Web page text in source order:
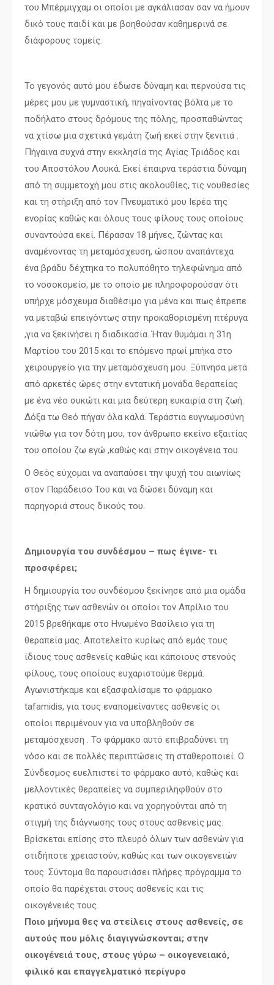
του Μπέρμιγχαμ οι οποίοι με αγκάλιασαν σαν να ήμουν
δικό τους παιδί και με βοηθούσαν καθημερινά σε
διάφορους τομείς.
Το γεγονός αυτό μου έδωσε δύναμη και περνούσα τις
μέρες μου με γυμναστική, πηγαίνοντας βόλτα με το
ποδήλατο στους δρόμους της πόλης, προσπαθώντας
να χτίσω μια σχετικά γεμάτη ζωή εκεί στην ξενιτιά .
Πήγαινα συχνά στην εκκλησία της Αγίας Τριάδος και
του Αποστόλου Λουκά. Εκεί έπαιρνα τεράστια δύναμη
από τη συμμετοχή μου στις ακολουθίες, τις νουθεσίες
και τη στήριξη από τον Πνευματικό μου Ιερέα της
ενορίας καθώς και όλους τους φίλους τους οποίους
συναντούσα εκεί. Πέρασαν 18 μήνες, ζώντας και
αναμένοντας τη μεταμόσχευση, ώσπου αναπάντεχα
ένα βράδυ δέχτηκα το πολυπόθητο τηλεφώνημα από
το νοσοκομείο, με το οποίο με πληροφορούσαν ότι
υπήρχε μόσχευμα διαθέσιμο για μένα και πως έπρεπε
να μεταβώ επειγόντως στην προκαθορισμένη πτέρυγα
,για να ξεκινήσει η διαδικασία. Ήταν θυμάμαι η 31η
Μαρτίου του 2015 και το επόμενο πρωί μπήκα στο
χειρουργείο για την μεταμόσχευση μου. Ξύπνησα μετά
από αρκετές ώρες στην εντατική μονάδα θεραπείας
με ένα νέο συκώτι και μια δεύτερη ευκαιρία στη ζωή.
Δόξα τω Θεό πήγαν όλα καλά. Τεράστια ευγνωμοσύνη
νιώθω για τον δότη μου, τον άνθρωπο εκείνο εξαιτίας
του οποίου ζω εγώ ,καθώς και στην οικογένεια του.
Ο Θεός εύχομαι να αναπαύσει την ψυχή του αιωνίως
στον Παράδεισο Του και να δώσει δύναμη και
παρηγοριά στους δικούς του.
Δημιουργία του συνδέσμου – πως έγινε- τι
προσφέρει;
Η δημιουργία του συνδέσμου ξεκίνησε από μια ομάδα
στήριξης των ασθενών οι οποίοι τον Απρίλιο του
2015 βρεθήκαμε στο Ηνωμένο Βασίλειο για τη
θεραπεία μας. Αποτελείτο κυρίως από εμάς τους
ίδιους τους ασθενείς καθώς και κάποιους στενούς
φίλους, τους οποίους ευχαριστούμε θερμά.
Αγωνιστήκαμε και εξασφαλίσαμε το φάρμακο
tafamidis, για τους εναπομείναντες ασθενείς οι
οποίοι περιμένουν για να υποβληθούν σε
μεταμόσχευση . Το φάρμακο αυτό επιβραδύνει τη
νόσο και σε πολλές περιπτώσεις τη σταθεροποιεί. Ο
Σύνδεσμος ευελπιστεί το φάρμακο αυτό, καθώς και
μελλοντικές θεραπείες να συμπεριληφθούν στο
κρατικό συνταγολόγιο και να χορηγούνται από τη
στιγμή της διάγνωσης τους στους ασθενείς μας.
Βρίσκεται επίσης στο πλευρό όλων των ασθενών για
οτιδήποτε χρειαστούν, καθώς και των οικογενειών
τους. Σύντομα θα παρουσιάσει πλήρες πρόγραμμα το
οποίο θα παρέχεται στους ασθενείς και τις
οικογένειές τους.
Ποιο μήνυμα θες να στείλεις στους ασθενείς, σε
αυτούς που μόλις διαγιγνώσκονται; στην
οικογένειά τους, στους γύρω – οικογενειακό,
φιλικό και επαγγελματικό περίγυρο